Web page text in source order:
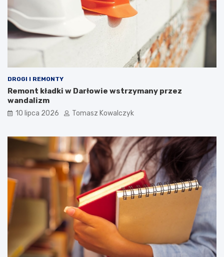
DROGI I REMONTY
Remont kładki w Darłowie wstrzymany przez
wandalizm
10 lipca 2026 Tomasz Kowalczyk